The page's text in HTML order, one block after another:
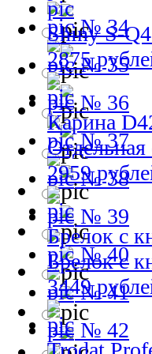
№ 34
№ 35
№ 36
№ 37
№ 38
№ 39
№ 40
№ 41
№ 42
Shiny S-
2875
Карина
2959
Брелок с
Брелок с
3449